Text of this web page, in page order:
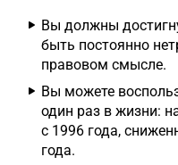
Вы должны
быть постоянно
правовом смысле.
Вы можете
один раз в жизни:
с 1996 года,
года.